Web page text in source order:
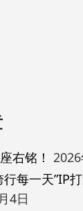
右铭！
行每一天”IP
4日